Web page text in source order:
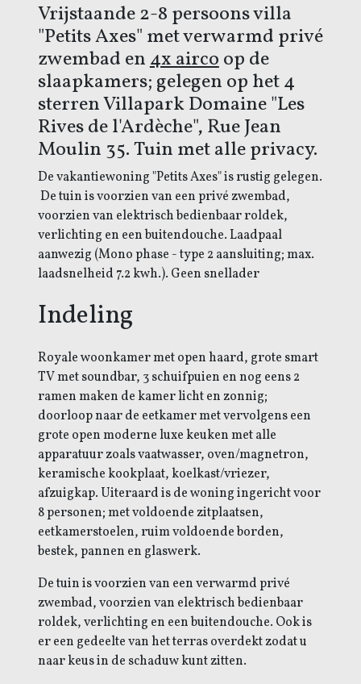
Vrijstaande 2-8 persoons villa
"Petits Axes" met verwarmd privé
zwembad en4x aircoop de
slaapkamers; gelegen op het 4
sterren Villapark Domaine "Les
Rives de l'Ardèche", Rue Jean
Moulin 35. Tuin met alle privacy.
De vakantiewoning "Petits Axes" is rustig gelegen.
De tuin is voorzien van een privé zwembad,
voorzien van elektrisch bedienbaar roldek,
verlichting en een buitendouche. Laadpaal
aanwezig (Mono phase - type 2 aansluiting; max.
laadsnelheid 7.2 kwh.). Geen snellader
Indeling
Royale woonkamer met open haard, grote smart
TV met soundbar, 3 schuifpuien en nog eens 2
ramen maken de kamer licht en zonnig;
doorloop naar de eetkamer met vervolgens een
grote open moderne luxe keuken met alle
apparatuur zoals vaatwasser, oven/magnetron,
keramische kookplaat, koelkast/vriezer,
afzuigkap. Uiteraard is de woning ingericht voor
8 personen; met voldoende zitplaatsen,
eetkamerstoelen, ruim voldoende borden,
bestek, pannen en glaswerk.
De tuin is voorzien van een verwarmd privé
zwembad, voorzien van elektrisch bedienbaar
roldek, verlichting en een buitendouche. Ook is
er een gedeelte van het terras overdekt zodat u
naar keus in de schaduw kunt zitten.